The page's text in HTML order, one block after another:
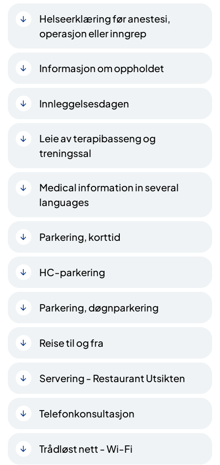
Helseerklæring før anestesi,
operasjon eller inngrep
Informasjon om oppholdet
Innleggelsesdagen
Leie av terapibasseng og
treningssal
Medical information in several
languages
Parkering, korttid
HC-parkering
Parkering, døgnparkering
Reise til og fra
Servering - Restaurant Utsikten
Telefonkonsultasjon
Trådløst nett - Wi-Fi